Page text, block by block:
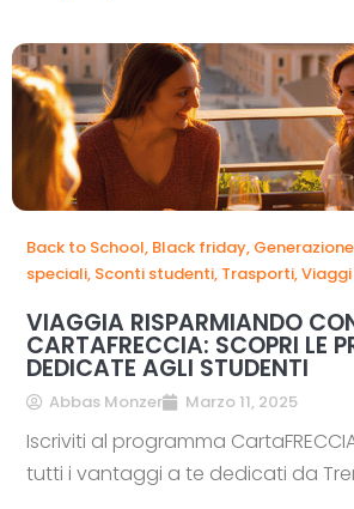
Back to School, Black friday,
speciali, Sconti studenti, Trasporti,Viaggi
VIAGGIA RISPARMIANDO
CARTAFRECCIA: SCOPRI LE
DEDICATE AGLI STUDENTI
Abbas Monzer Marzo 11, 2025
Iscriviti al programma
tutti i vantaggi a te dedicati da